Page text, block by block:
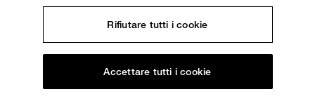
Rifiutare tutti i cookie
Accettare tutti i cookie